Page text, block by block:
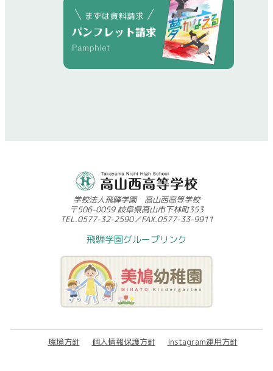
学校法人飛騨学園 高山西高等学校
〒506-0059 岐阜県高山市下林町353
TEL.0577-32-2590／FAX.0577-33-9911
飛騨学園グループリンク
環境方針 個人情報保護方針 Instagram運用方針